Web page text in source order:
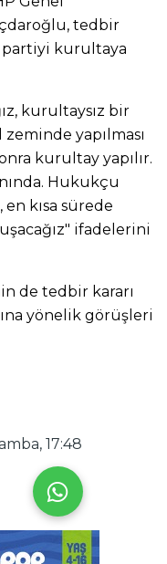
tedbir
partiyi kurultaya
kurultaysız bir
yapılması
kurultay yapılır.
Hukukçu
kısa sürede
ifadelerini
de tedbir kararı
yönelik görüşleri
17:48